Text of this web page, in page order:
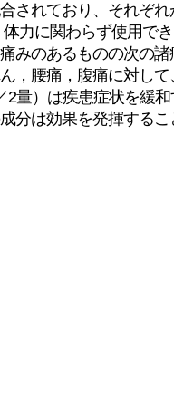
されており、それぞ
力に関わらず使用で
みのあるものの次の諸
，腰痛，腹痛に対し
2量）は疾患症状を緩和
分は効果を発揮する